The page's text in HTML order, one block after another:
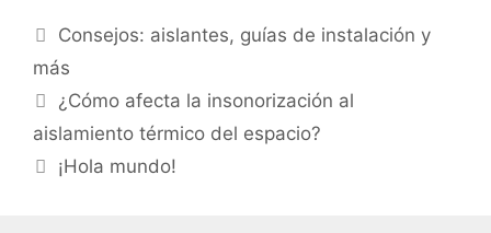
Categorías
Consejos: aislantes, guías de instalación y
más
Navegación
por
entradas
¿Cómo afecta la insonorización al
aislamiento térmico del espacio?
¡Hola mundo!